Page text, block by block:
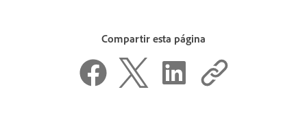
Compartir esta página